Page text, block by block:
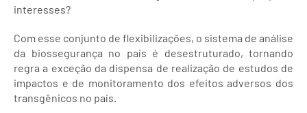
interesses?
Com esse conjunto de flexibilizações, o sistema de análise
da biossegurança no país é desestruturado, tornando
regra a exceção da dispensa de realização de estudos de
impactos e de monitoramento dos efeitos adversos dos
transgênicos no país.